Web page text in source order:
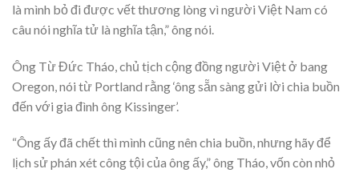
là mình bỏ đi được vết thương lòng vì người Việt Nam có
câu nói nghĩa tử là nghĩa tận,” ông nói.
Ông Từ Đức Tháo, chủ tịch cộng đồng người Việt ở bang
Oregon, nói từ Portland rằng ‘ông sẵn sàng gửi lời chia buồn
đến với gia đình ông Kissinger’.
“Ông ấy đã chết thì mình cũng nên chia buồn, nhưng hãy để
lịch sử phán xét công tội của ông ấy,” ông Tháo, vốn còn nhỏ